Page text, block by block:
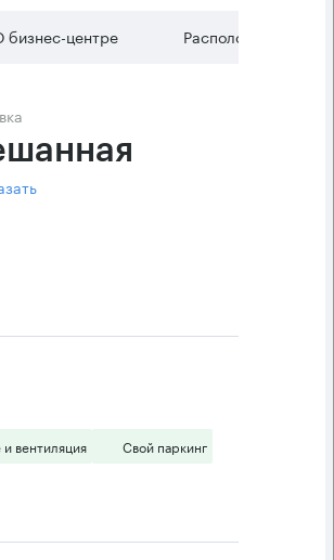
бизнес-центре Расположение
вентиляция
Свой паркинг